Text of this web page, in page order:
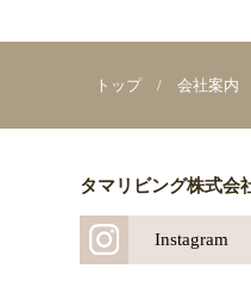
トップ / 会社案内
タマリビング株式会
Instagram